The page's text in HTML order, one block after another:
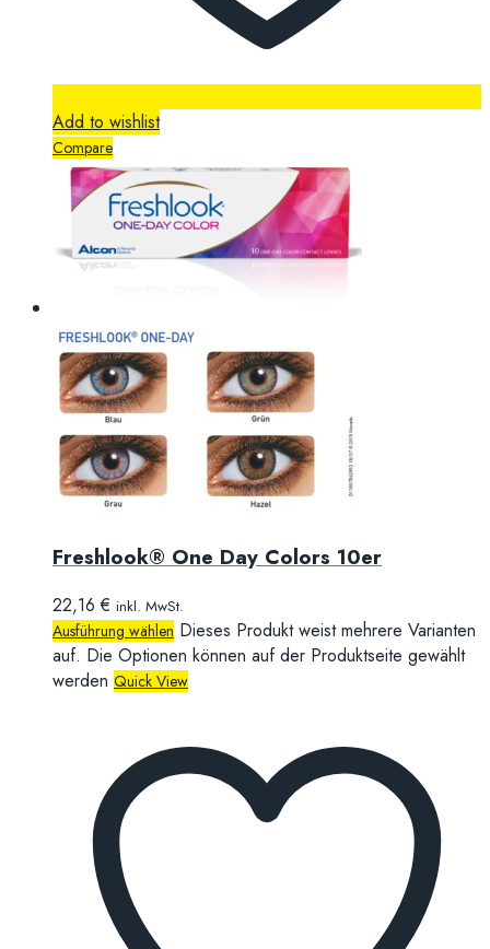
Add to wishlist
Compare
Freshlook® One Day Colors 10er
22,16€ inkl. MwSt.
Ausführung wählen Dieses Produkt weist mehrere Varianten
auf. Die Optionen können auf der Produktseite gewählt
werden Quick View